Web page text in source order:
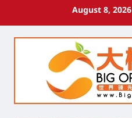
August 8, 2026